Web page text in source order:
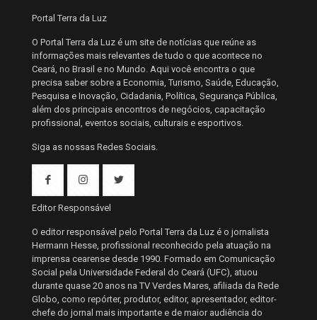
Portal Terra da Luz
O Portal Terra da Luz é um site de notícias que reúne as
informações mais relevantes de tudo o que acontece no
Ceará, no Brasil e no Mundo. Aqui você encontra o que
precisa saber sobre a Economia, Turismo, Saúde, Educação,
Pesquisa e Inovação, Cidadania, Política, Segurança Pública,
além dos principais encontros de negócios, capacitação
profissional, eventos sociais, culturais e esportivos.
Siga as nossas Redes Sociais.
Editor Responsável
O editor responsável pelo Portal Terra da Luz é o jornalista
Hermann Hesse, profissional reconhecido pela atuação na
imprensa cearense desde 1990. Formado em Comunicação
Social pela Universidade Federal do Ceará (UFC), atuou
durante quase 20 anos na TV Verdes Mares, afiliada da Rede
Globo, como repórter, produtor, editor, apresentador, editor-
chefe do jornal mais importante e de maior audiência do